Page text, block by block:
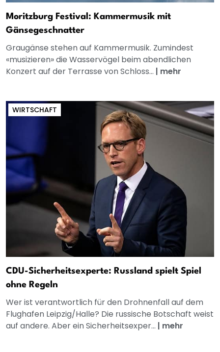
Moritzburg Festival: Kammermusik mit
Gänsegeschnatter
Graugänse stehen auf Kammermusik. Zumindest
«musizieren» die Wasservögel beim abendlichen
Konzert auf der Terrasse von Schloss... | mehr
WIRTSCHAFT
CDU-Sicherheitsexperte: Russland spielt Spiel
ohne Regeln
Wer ist verantwortlich für den Drohnenfall auf dem
Flughafen Leipzig/Halle? Die russische Botschaft weist
auf andere. Aber ein Sicherheitsexper... | mehr